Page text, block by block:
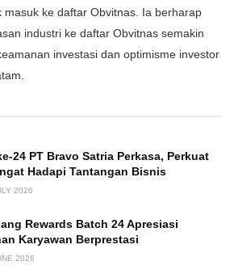
masuk ke daftar Obvitnas. Ia berharap
industri ke daftar Obvitnas semakin
investasi dan optimisme investor
24 PT Bravo Satria Perkasa, Perkuat
Hadapi Tantangan Bisnis
2026
Rewards Batch 24 Apresiasi
Karyawan Berprestasi
2026